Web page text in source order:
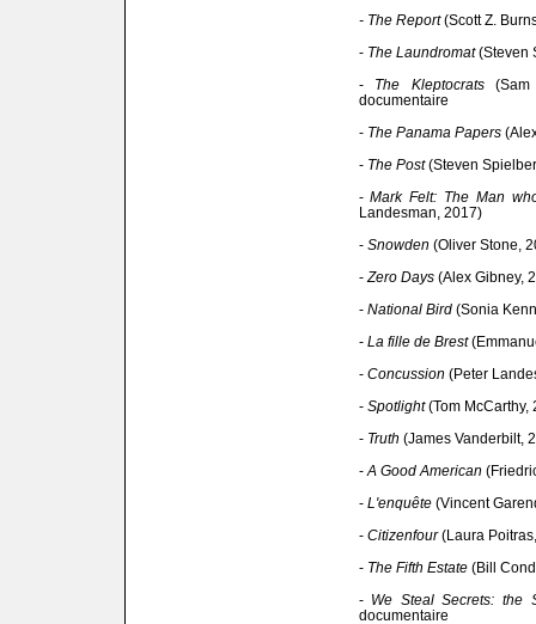
- The Report(Scott Z.
- The Laundromat(Steven
- The Kleptocrats(Sam
documentaire
- The Panama Papers
- The Post(Steven
-Mark Felt: The Man
Landesman, 2017)
- Snowden (Oliver Stone,
- Zero Days(Alex Gibney,
- National Bird(Sonia
- La fille de Brest
- Concussion (Peter
- Spotlight(Tom McCarthy,
- Truth (James Vanderbilt,
- A Good American
- L'enquête(Vincent
- Citizenfour(Laura
- The Fifth Estate(Bill
- We Steal Secrets: the
documentaire